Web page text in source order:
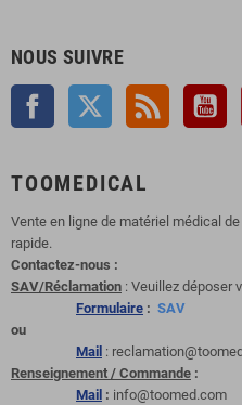
NOUS SUIVRE
Facebook Twitter Rss
TOOMEDICAL
Vente en ligne de matériel médical
rapide.
Contactez-nous :
SAV/Réclamation : Veuillez déposer
Formulaire : SAV
ou
Mail :
Renseignement / Commande :
Mail : info@toomed.com